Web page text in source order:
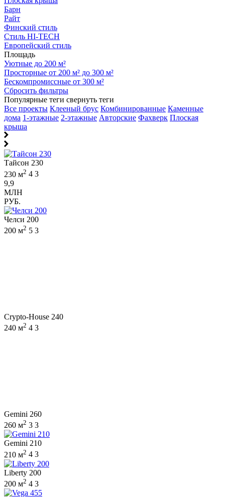
Барн
Райт
Финский стиль
Стиль HI-TECH
Европейский стиль
Площадь
Уютные до 200 м²
Просторные от 200 м² до 300 м²
Бескомпромиссные от 300 м²
Сбросить фильтры
Популярные теги свернуть теги
Все проекты Клееный брус Комбинированные Каменные
дома 1-этажные 2-этажные Авторские Фахверк Плоская
крыша
Тайсон 230
230 м2 4 3
9,9
МЛН
РУБ.
Челси 200
200 м2 5 3
Crypto-House 240
240 м2 4 3
Gemini 260
260 м2 3 3
Gemini 210
210 м2 4 3
Liberty 200
200 м2 4 3